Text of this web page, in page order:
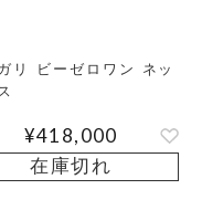
リ ビーゼロワン ネッ
¥418,000
在庫切れ